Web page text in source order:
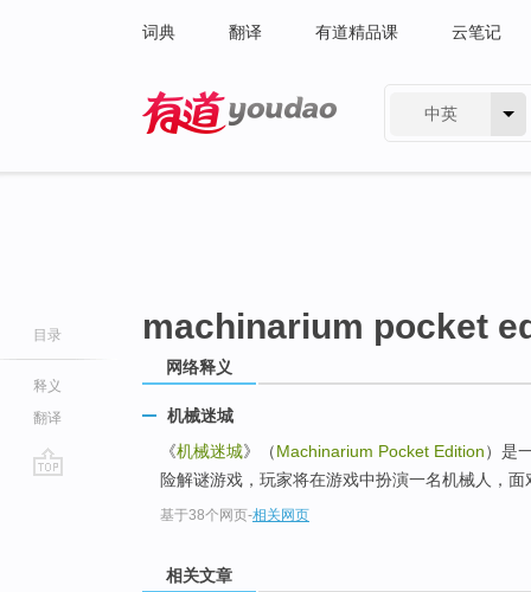
词典 翻译 有道精品课 云笔记
中英
目录
释义
翻译
machinarium pocket
网络释义
机械迷城
《机械迷城》（Machinarium Pocket Edition）是
险解谜游戏，玩家将在游戏中扮演一名机械人，
基于38个网页-相关网页
相关文章